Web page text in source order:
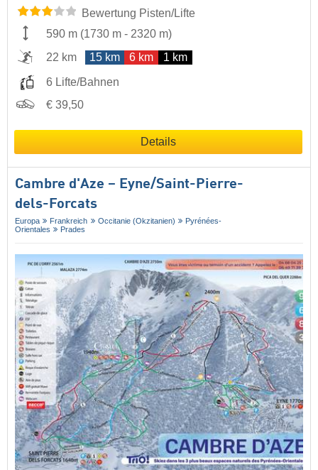
Bewertung Pisten/Lifte
590 m (1730 m - 2320 m)
22 km
15 km 6 km 1 km
6 Lifte/Bahnen
€ 39,50
Details
Cambre d'Aze – Eyne/​Saint-Pierre-
dels-Forcats
Europa Frankreich Occitanie (Okzitanien)
Pyrénées-
Orientales
Prades